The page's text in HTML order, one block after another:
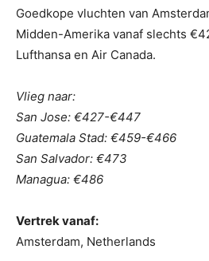
Goedkope vluchten van
Midden-Amerika vanaf slechts
Lufthansa en Air Canada.
Vlieg naar:
San Jose: €427-€447
Guatemala Stad: €459-€466
San Salvador: €473
Managua: €486
Vertrek vanaf:
Amsterdam, Netherlands